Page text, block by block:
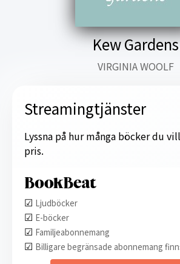
Kew Gardens
VIRGINIA WOOLF
Streamingtjänster
Lyssna på hur många böcker du
pris.
☑︎ Ljudböcker
☑︎ E-böcker
☑︎ Familjeabonnemang
☑︎ Billigare begränsade abonnemang